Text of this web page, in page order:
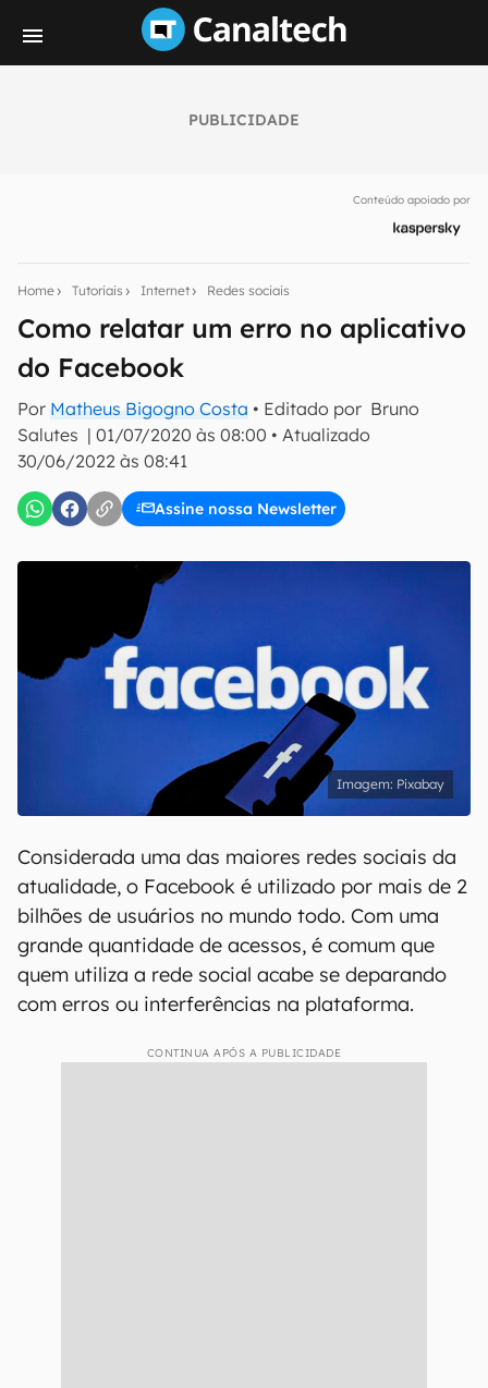
PUBLICIDADE
Conteúdo apoiado por
Home Tutoriais Internet Redes sociais
Como relatar um erro no aplicativo
do Facebook
Por Matheus Bigogno Costa • Editado por Bruno
Salutes | 01/07/2020 às 08:00 • Atualizado
30/06/2022 às 08:41
Assine nossa Newsletter
notícias e reviews sobre tecnologia em primeira
Confirmo que li, aceito e concordo com os Termos de
Uso e Política de Privacidade do Canaltech.
Pixabay
Considerada uma das maiores redes sociais da
atualidade, o Facebook é utilizado por mais de 2
bilhões de usuários no mundo todo. Com uma
grande quantidade de acessos, é comum que
quem utiliza a rede social acabe se deparando
com erros ou interferências na plataforma.
CONTINUA APÓS A PUBLICIDADE